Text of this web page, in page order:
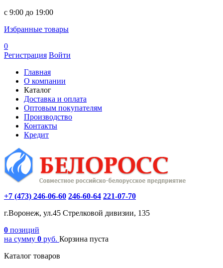
c 9:00 до 19:00
Избранные товары
0
Регистрация Войти
Главная
О компании
Каталог
Доставка и оплата
Оптовым покупателям
Производство
Контакты
Кредит
+7 (473) 246-06-60 246-60-64 221-07-70
г.Воронеж, ул.45 Стрелковой дивизии, 135
0 позиций
на сумму 0 руб. Корзина пуста
Каталог товаров